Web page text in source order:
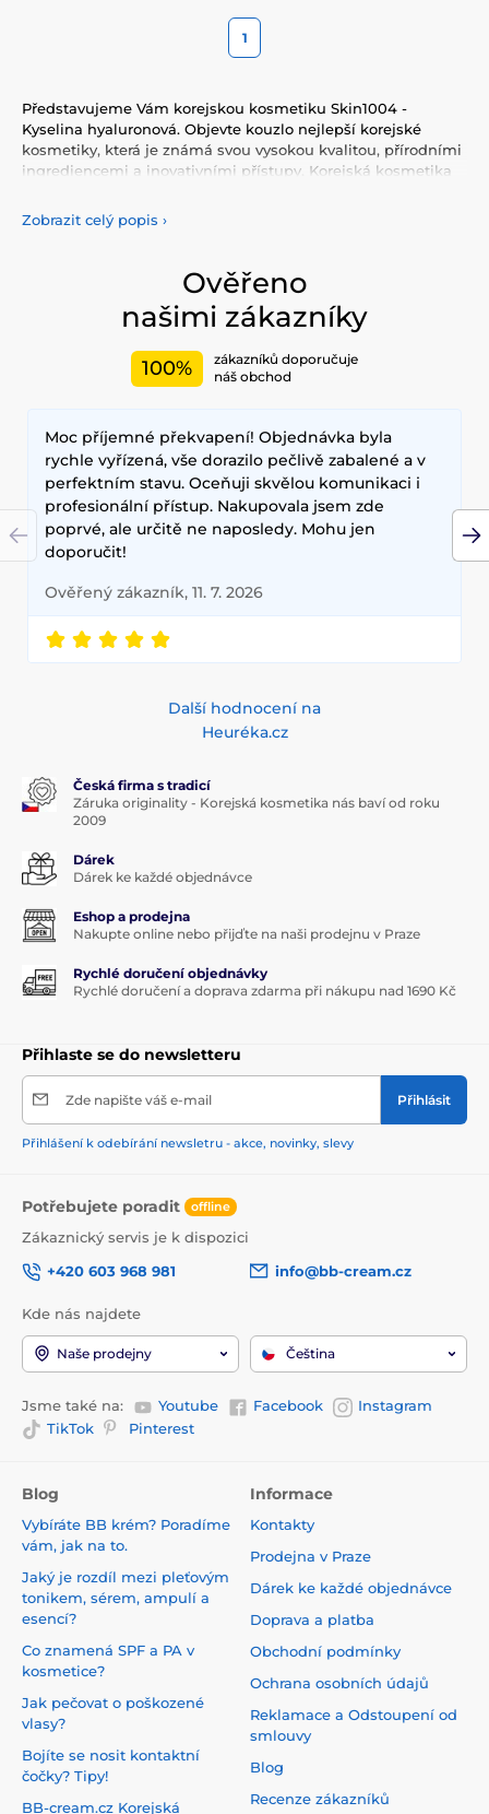
1
Představujeme Vám korejskou kosmetiku Skin1004 -
Kyselina hyaluronová. Objevte kouzlo nejlepší korejské
kosmetiky, která je známá svou vysokou kvalitou, přírodními
ingrediencemi a inovativními přístupy. Korejská kosmetika
Vyzkoušejte tonery, séra, esence, pleťové krémy, vše pro
odlíčení a čištění pleti. Korejská kosmetika se také
opalovacími krémy. Doporučujeme také vyzkoušet péči o
vlasy, jako jsou šampony, kondicionery, masky, oleje a další.
Nesmíme zapomenout také na dekorativní kosmetiku pro
Mezi nejčastěji používané ingredience patří šnečí extrakt,
elasticitu. Hlavními benefity korejské kosmetiky jsou
dlouhodobé výsledky, přírodní složení a inovativní
technologie, které zajišťují zdravou a zářivou pleť.
Zobrazit celý popis ›
Ověřeno
našimi zákazníky
100%
zákazníků doporučuje
náš obchod
Moc příjemné překvapení! Objednávka byla
rychle vyřízená, vše dorazilo pečlivě zabalené a v
perfektním stavu. Oceňuji skvělou komunikaci i
profesionální přístup. Nakupovala jsem zde
poprvé, ale určitě ne naposledy. Mohu jen
doporučit!
Ověřený zákazník, 11. 7. 2026
Další hodnocení na
Heuréka.cz
Česká firma s tradicí
Záruka originality - Korejská kosmetika nás baví od roku
2009
Dárek
Dárek ke každé objednávce
Eshop a prodejna
Nakupte online nebo přijďte na naši prodejnu v Praze
Rychlé doručení objednávky
Rychlé doručení a doprava zdarma při nákupu nad 1690 Kč
Přihlaste se do newsletteru
Zde napište váš e-mail Přihlásit
Přihlášení k odebírání newsletru - akce, novinky, slevy
Potřebujete poradit offline
Zákaznický servis je k dispozici
+420 603 968 981
info@bb-cream.cz
Kde nás najdete
Naše prodejny Čeština
Jsme také na: Youtube Facebook
Instagram
TikTok
Pinterest
Blog
Vybíráte BB krém? Poradíme
vám, jak na to.
Jaký je rozdíl mezi pleťovým
tonikem, sérem, ampulí a
esencí?
Co znamená SPF a PA v
kosmetice?
Jak pečovat o poškozené
vlasy?
Bojíte se nosit kontaktní
čočky? Tipy!
BB-cream.cz Korejská
Informace
Kontakty
Prodejna v Praze
Dárek ke každé objednávce
Doprava a platba
Obchodní podmínky
Ochrana osobních údajů
Reklamace a Odstoupení od
smlouvy
Blog
Recenze zákazníků